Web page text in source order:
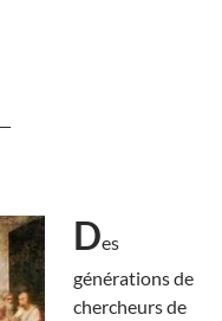
Des
générations de
chercheurs de